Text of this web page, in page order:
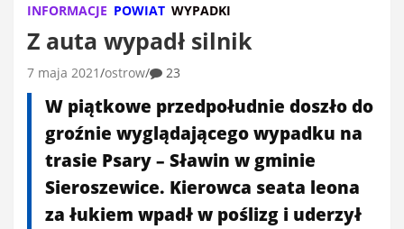
INFORMACJE POWIAT WYPADKI
Z auta wypadł silnik
7 maja 2021 ostrow 23
W piątkowe przedpołudnie doszło do
groźnie wyglądającego wypadku na
trasie Psary – Sławin w gminie
Sieroszewice. Kierowca seata leona
za łukiem wpadł w poślizg i uderzył